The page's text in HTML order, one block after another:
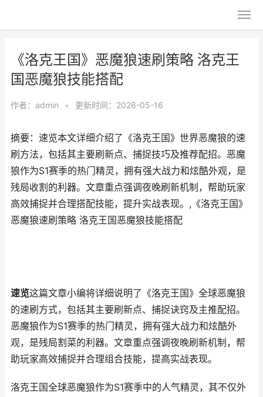
《洛克王国》恶魔狼速刷策略 洛克王
国恶魔狼技能搭配
作者： admin • 更新时间：2026-05-16
摘要：速览本文详细介绍了《洛克王国》世界恶魔狼的速
刷方法，包括其主要刷新点、捕捉技巧及推荐配招。恶魔
狼作为S1赛季的热门精灵，拥有强大战力和炫酷外观，是
残局收割的利器。文章重点强调夜晚刷新机制，帮助玩家
高效捕捉并合理搭配技能，提升实战表现。,《洛克王国》
恶魔狼速刷策略 洛克王国恶魔狼技能搭配
速览这篇文章小编将详细说明了《洛克王国》全球恶魔狼
的速刷方式，包括其主要刷新点、捕捉诀窍及主推配招。
恶魔狼作为S1赛季的热门精灵，拥有强大战力和炫酷外
观，是残局割菜的利器。文章重点强调夜晚刷新机制，帮
助玩家高效捕捉并合理组合技能，提高实战表现。
洛克王国全球恶魔狼作为S1赛季中的人气精灵，其不仅外